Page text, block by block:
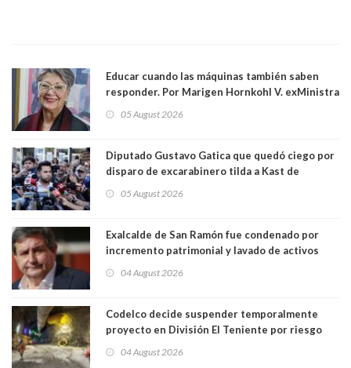
Educar cuando las máquinas también saben
responder. Por Marigen Hornkohl V. exMinistra
05 August 2026
Diputado Gustavo Gatica que quedó ciego por
disparo de excarabinero tilda a Kast de
absolución del exuniformado. Presidente DC
05 August 2026
Exalcalde de San Ramón fue condenado por
incremento patrimonial y lavado de activos
04 August 2026
Codelco decide suspender temporalmente
proyecto en División El Teniente por riesgo
04 August 2026